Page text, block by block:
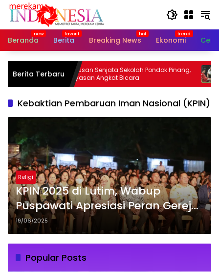
Langsung
Beranda
Berita Breaking News Ekonomi
Berita TerbaruRatusan Senjata Sekolah Pondok Pinang,
Yayasan Angkat Bicara
Hai
Kebaktian Pembaruan Iman Nasional (KPIN)
Religi
KPIN 2025 di Lutim, Wabup
Puspawati Apresiasi Peran Gereja
dalam Membangun Karakter
Bangsa
19/06/2025
Popular Posts